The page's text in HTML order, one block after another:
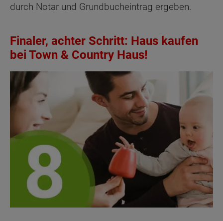
durch Notar und Grundbucheintrag ergeben.
Finaler, achter Schritt: Haus kaufen
bei Town & Country Haus!